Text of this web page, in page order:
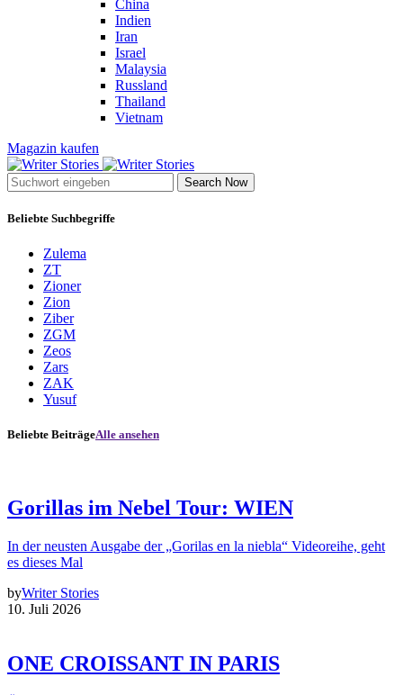
China
Indien
Iran
Israel
Malaysia
Russland
Thailand
Vietnam
Magazin kaufen
Search Now
Beliebte Suchbegriffe
Zulema
ZT
Zioner
Zion
Ziber
ZGM
Zeos
Zars
ZAK
Yusuf
Beliebte BeiträgeAlle ansehen
Gorillas im Nebel Tour: WIEN
In der neusten Ausgabe der „Gorilas en la niebla“ Videoreihe, geht
es dieses Mal
byWriter Stories
10. Juli 2026
ONE CROISSANT IN PARIS